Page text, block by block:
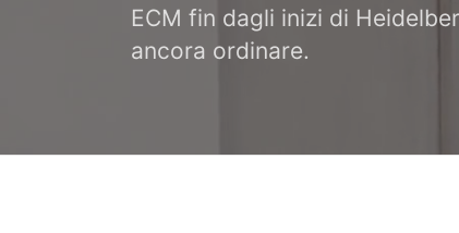
ECM fin dagli inizi di
ancora ordinare.